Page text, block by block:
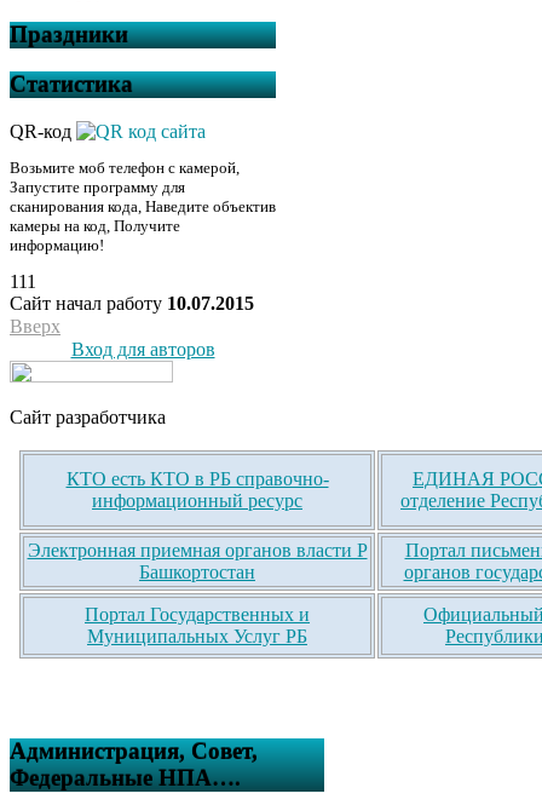
Праздники
Статистика
QR-код
Возьмите моб телефон с камерой,
Запустите программу для
сканирования кода, Наведите объектив
камеры на код, Получите
информацию!
111
Сайт начал работу 10.07.2015
Вверх
Вход для авторов
Сайт разработчика
КТО есть КТО в РБ справочно-
информационный ресурс
ЕДИНАЯ
отделение
Электронная приемная органов власти Р
Башкортостан
Портал
органов
Портал Государственных и
Муниципальных Услуг РБ
Официальный
Администрация, Совет,
Федеральные НПА….